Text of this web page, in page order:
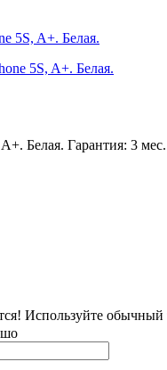
5S, A+. Белая.
Белая. Гарантия: 3 мес.
Используйте обычный